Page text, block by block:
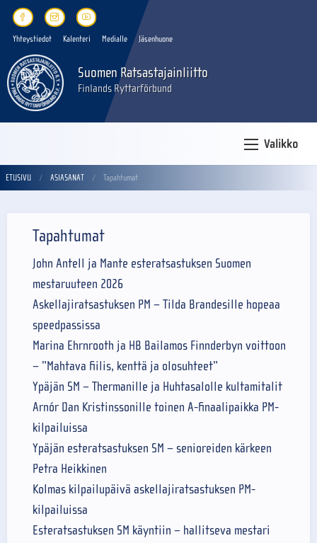
Yhteystiedot Kalenteri Medialle Jäsenhuone
Suomen Ratsastajainliitto
Finlands Ryttarförbund
Valikko
ETUSIVU ASIASANAT Tapahtumat
Tapahtumat
John Antell ja Mante esteratsastuksen Suomen
mestaruuteen 2026
Askellajiratsastuksen PM – Tilda Brandesille hopeaa
speedpassissa
Marina Ehrnrooth ja HB Bailamos Finnderbyn voittoon
– ”Mahtava fiilis, kenttä ja olosuhteet”
Ypäjän SM – Thermanille ja Huhtasalolle kultamitalit
Arnór Dan Kristinssonille toinen A-finaalipaikka PM-
kilpailuissa
Ypäjän esteratsastuksen SM – senioreiden kärkeen
Petra Heikkinen
Kolmas kilpailupäivä askellajiratsastuksen PM-
kilpailuissa
Esteratsastuksen SM käyntiin – hallitseva mestari